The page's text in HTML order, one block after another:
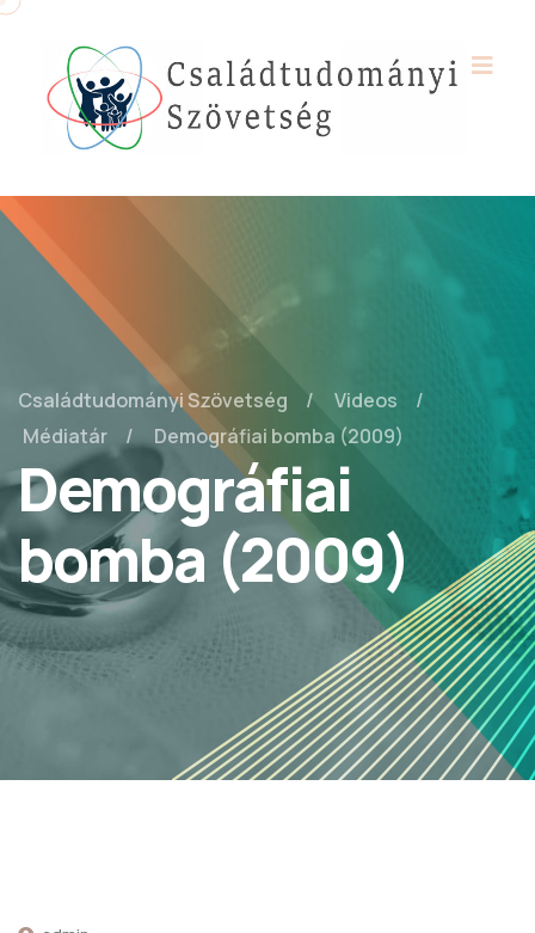
Családtudományi Szövetség
Videos
Médiatár
Demográfiai bomba (2009)
Demográfiai
bomba (2009)